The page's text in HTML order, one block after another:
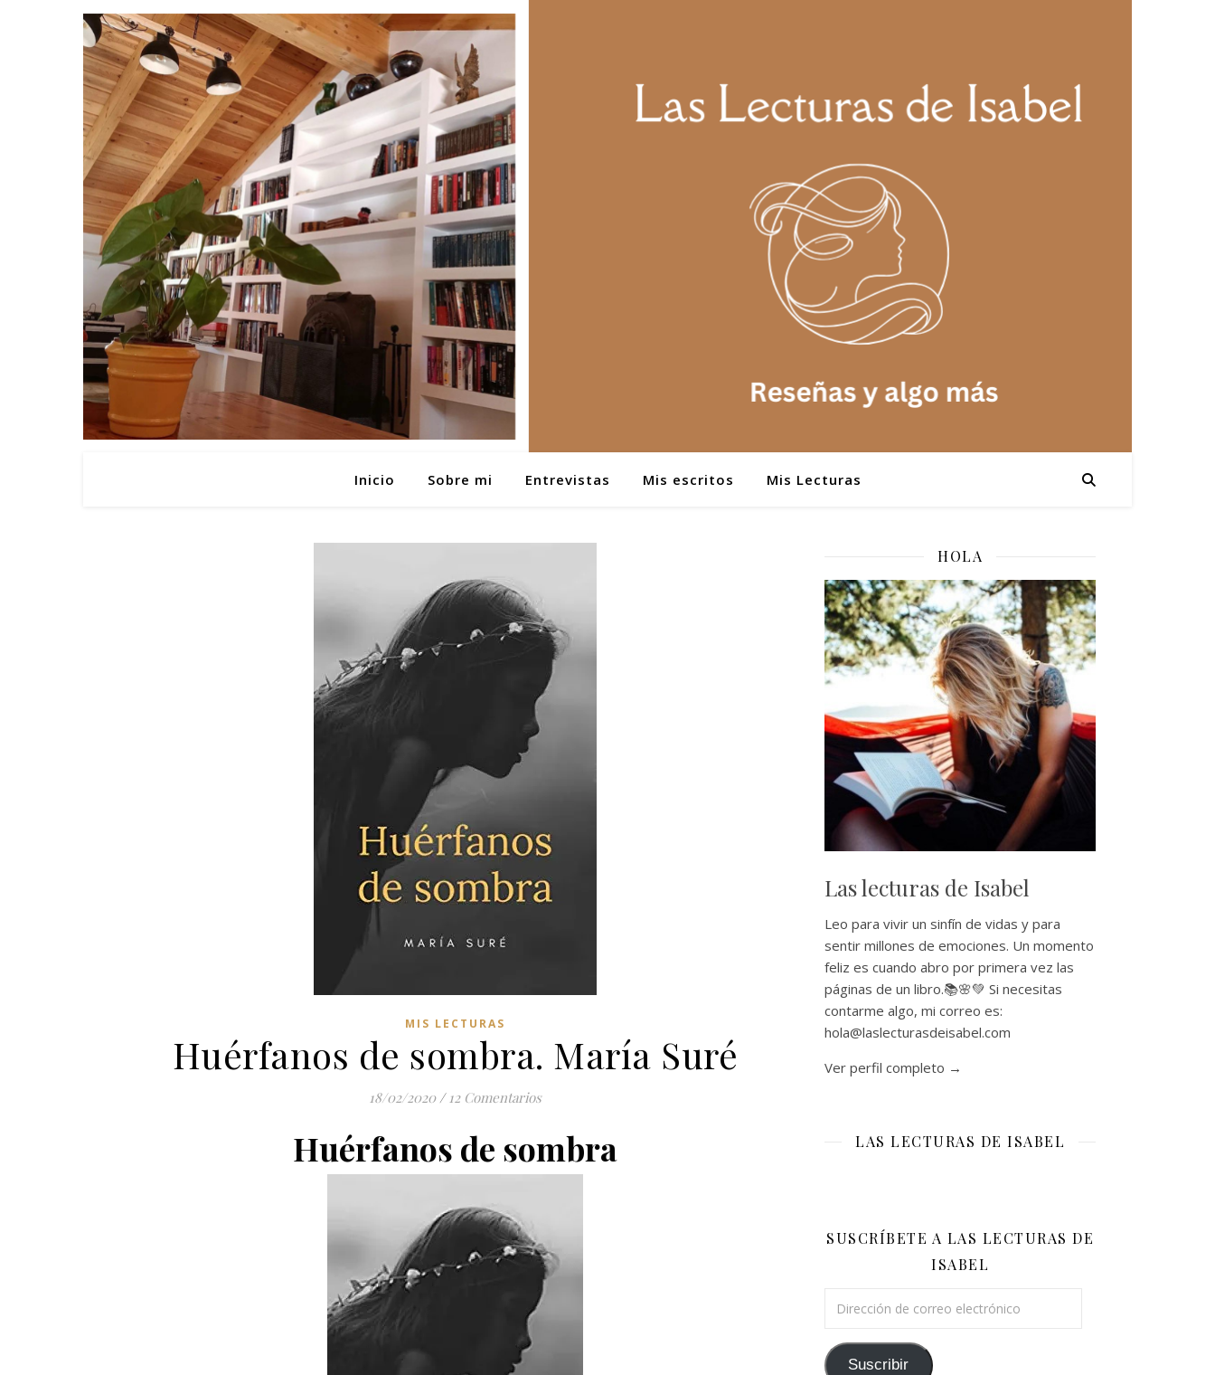
Inicio Sobre mi Entrevistas Mis escritos Mis Lecturas
MIS LECTURAS
Huérfanos de sombra. María Suré
18/02/2020 / 12 Comentarios
Huérfanos de sombra
HOLA
Las lecturas de Isabel
Leo para vivir un sinfín de vidas y para
sentir millones de emociones. Un momento
feliz es cuando abro por primera vez las
páginas de un libro.📚🌸💚 Si necesitas
contarme algo, mi correo es:
hola@laslecturasdeisabel.com
Ver perfil completo →
LAS LECTURAS DE ISABEL
SUSCRÍBETE A LAS LECTURAS DE
ISABEL
Suscribir